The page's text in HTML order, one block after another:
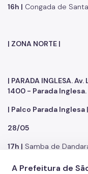
16h | Congada de
| ZONA NORTE |
| PARADA INGLESA.
1400 - Parada Inglesa.
| Palco Parada Inglesa
28/05
17h | Samba de
19h |Ana Cañas canta
A Prefeitura de